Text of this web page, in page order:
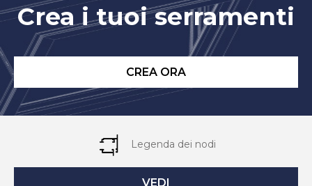
Crea i tuoi serramenti
CREA ORA
Legenda dei nodi
VEDI